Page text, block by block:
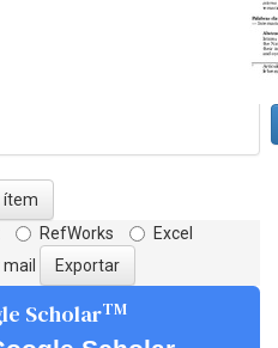
ítem
RefWorks
Excel
ScholarTM